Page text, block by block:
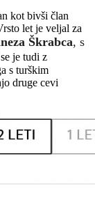
kot bivši član
let je veljal za
Škrabca, s
je tudi z
s turškim
druge cevi